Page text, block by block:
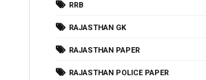
RRB
RAJASTHAN GK
RAJASTHAN PAPER
RAJASTHAN POLICE PAPER